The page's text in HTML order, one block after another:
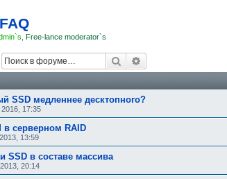
Free-lance moderator`s
Поиск
SSD медленнее десктопного?
17:35
в серверном RAID
13:59
SSD в составе массива
20:14